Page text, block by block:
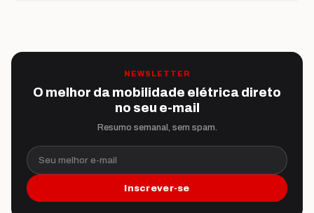
NEWSLETTER
O melhor da mobilidade elétrica direto
no seu e-mail
Resumo semanal, sem spam.
Seu melhor e-mail
Inscrever-se